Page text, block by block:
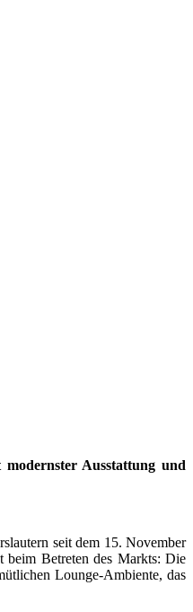
Ausstattung und
seit dem 15. November
beim Betreten des Markts: Die
Lounge-Ambiente, das